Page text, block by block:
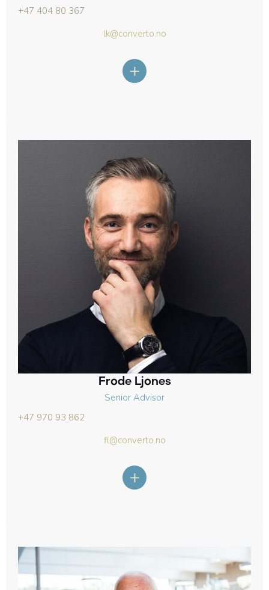
+47 404 80 367
lk@converto.no
Frode Ljones
Senior Advisor
+47 970 93 862
fl@converto.no